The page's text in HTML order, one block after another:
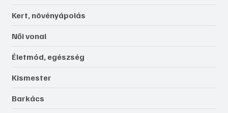
Kert, növényápolás
Női vonal
Életmód, egészség
Kismester
Barkács